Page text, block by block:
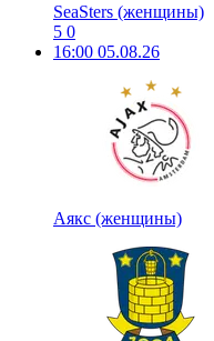
SeaSters (женщины)
5 0
16:00 05.08.26
Аякс (женщины)